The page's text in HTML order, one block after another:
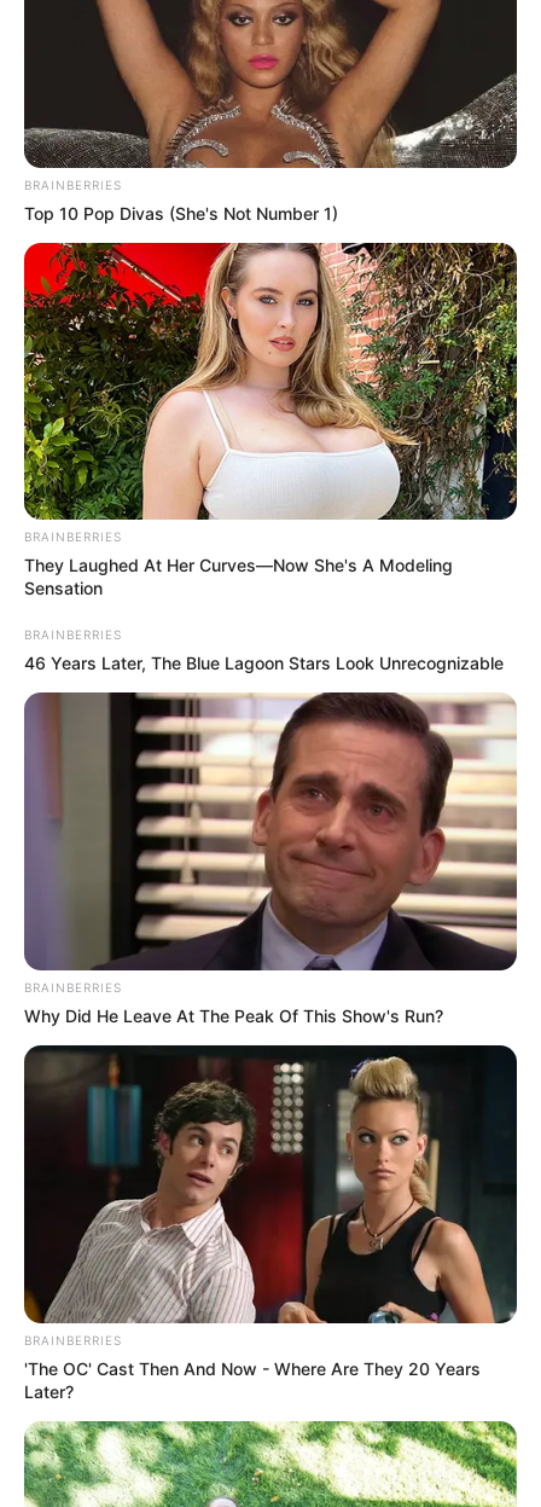
BRAINBERRIES
Top 10 Pop Divas (She's Not Number 1)
BRAINBERRIES
They Laughed At Her Curves—Now She's A Modeling
Sensation
BRAINBERRIES
46 Years Later, The Blue Lagoon Stars Look Unrecognizable
BRAINBERRIES
Why Did He Leave At The Peak Of This Show's Run?
BRAINBERRIES
'The OC' Cast Then And Now - Where Are They 20 Years
Later?